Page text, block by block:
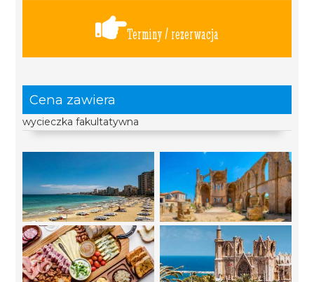
Terminy / rezerwacja
Cena zawiera
wycieczka fakultatywna